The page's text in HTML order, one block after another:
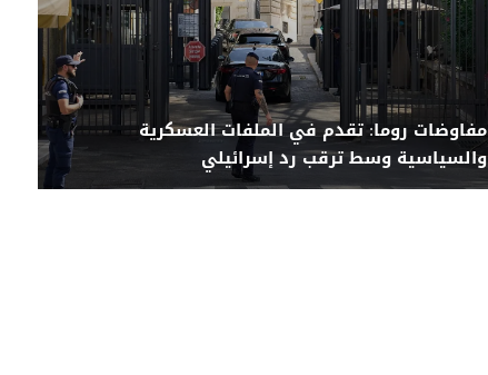
مفاوضات روما: تقدم في الملفات العسكرية
والسياسية وسط ترقب رد إسرائيلي